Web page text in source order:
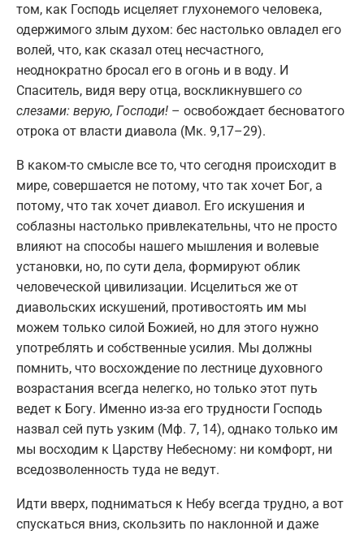
том, как Господь исцеляет глухонемого человека,
одержимого злым духом: бес настолько овладел его
волей, что, как сказал отец несчастного,
неоднократно бросал его в огонь и в воду. И
Спаситель, видя веру отца, воскликнувшего со
слезами: верую, Господи! – освобождает бесноватого
отрока от власти диавола (Мк. 9,17–29).
В каком-то смысле все то, что сегодня происходит в
мире, совершается не потому, что так хочет Бог, а
потому, что так хочет диавол. Его искушения и
соблазны настолько привлекательны, что не просто
влияют на способы нашего мышления и волевые
установки, но, по сути дела, формируют облик
человеческой цивилизации. Исцелиться же от
диавольских искушений, противостоять им мы
можем только силой Божией, но для этого нужно
употреблять и собственные усилия. Мы должны
помнить, что восхождение по лестнице духовного
возрастания всегда нелегко, но только этот путь
ведет к Богу. Именно из-за его трудности Господь
назвал сей путь узким (Мф. 7, 14), однако только им
мы восходим к Царству Небесному: ни комфорт, ни
вседозволенность туда не ведут.
Идти вверх, подниматься к Небу всегда трудно, а вот
спускаться вниз, скользить по наклонной и даже